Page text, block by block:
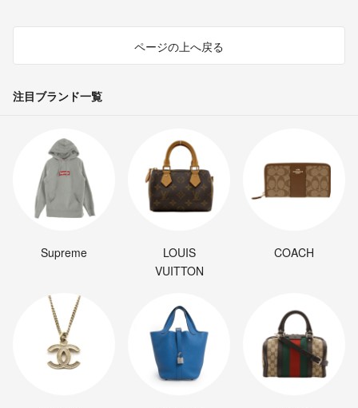
ページの上へ戻る
注目ブランド一覧
Supreme
LOUIS
VUITTON
COACH